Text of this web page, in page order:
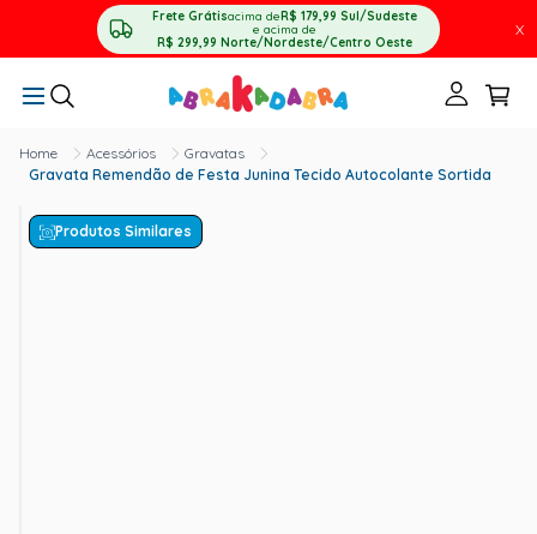
Frete Grátisacima deR$ 179,99 Sul/Sudeste
e acima de
R$ 299,99 Norte/Nordeste/Centro Oeste
X
Acessórios
Gravatas
Gravata Remendão de Festa Junina Tecido Autocolante Sortida
Produtos Similares